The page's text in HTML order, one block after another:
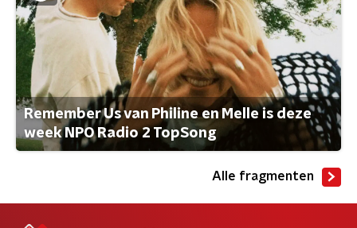
Remember Us van Philine en Melle is deze
week NPO Radio 2 TopSong
Alle fragmenten